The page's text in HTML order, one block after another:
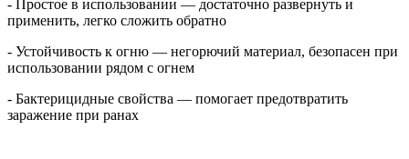
- Простое в использовании — достаточно развернуть и
применить, легко сложить обратно
- Устойчивость к огню — негорючий материал, безопасен при
использовании рядом с огнем
- Бактерицидные свойства — помогает предотвратить
заражение при ранах